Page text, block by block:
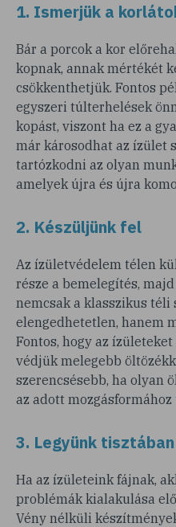
1. Ismerjük a
Bár a porcok a kor
kopnak, annak mértékét
csökkenthetjük. Fontos
egyszeri túlterhelések
kopást, viszont ha ez a
már károsodhat az ízület
tartózkodni az olyan
amelyek újra és újra
2. Készüljünk fel
Az ízületvédelem télen
része a bemelegítés,
nemcsak a klasszikus
elengedhetetlen, hanem
Fontos, hogy az
védjük melegebb
szerencsésebb, ha olyan
az adott mozgásformához
3. Legyünk
Ha az ízületeink fájnak,
problémák kialakulása
Vény nélküli